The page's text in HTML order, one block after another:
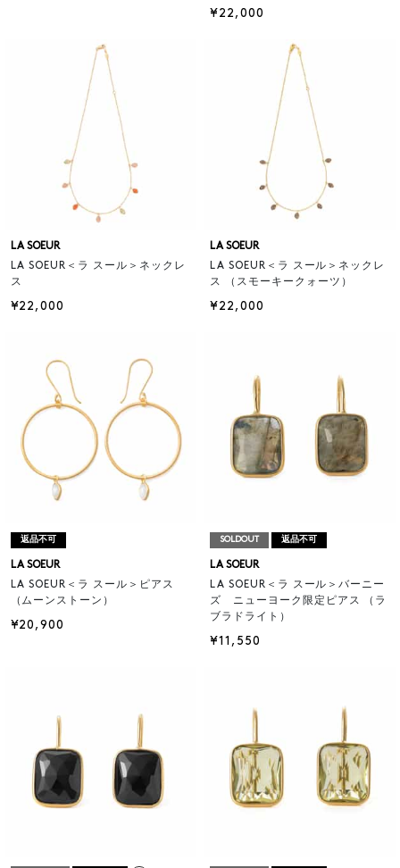
¥22,000
LA SOEUR
LA SOEUR＜ラ スール＞ネックレ
ス
¥22,000
LA SOEUR
LA SOEUR＜ラ スール＞ネックレ
ス （スモーキークォーツ）
¥22,000
返品不可
LA SOEUR
LA SOEUR＜ラ スール＞ピアス
（ムーンストーン）
¥20,900
SOLDOUT 返品不可
LA SOEUR
LA SOEUR＜ラ スール＞バーニー
ズ ニューヨーク限定ピアス （ラ
ブラドライト）
¥11,550